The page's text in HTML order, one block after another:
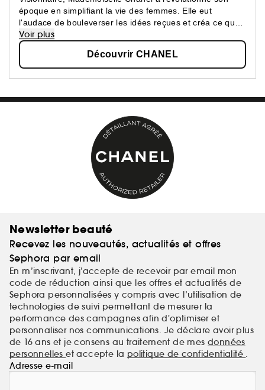
époque en simplifiant la vie des femmes. Elle eut
l'audace de bouleverser les idées reçues et créa ce que
les femmes attendaient : une beauté épurée, une
élégance confortable.
Voir plus
Découvrir CHANEL
Newsletter beauté
Recevez les nouveautés, actualités et offres
Sephora par email
En m’inscrivant, j’accepte de recevoir par email mon
code de réduction ainsi que les offres et actualités de
Sephora personnalisées y compris avec l’utilisation de
technologies de suivi permettant de mesurer la
performance des campagnes afin d'optimiser et
personnaliser nos communications. Je déclare avoir plus
de 16 ans et je consens au traitement de mes données
personnelleset accepte la politique de confidentialité .
Adresse e-mail